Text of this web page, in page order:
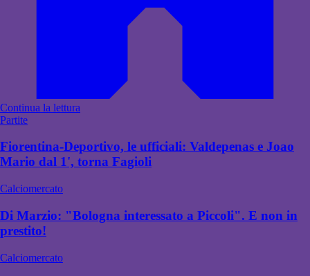
Continua la lettura
Partite
Fiorentina-Deportivo, le ufficiali: Valdepenas e Joao
Mario dal 1', torna Fagioli
Calciomercato
Di Marzio: "Bologna interessato a Piccoli". E non in
prestito!
Calciomercato